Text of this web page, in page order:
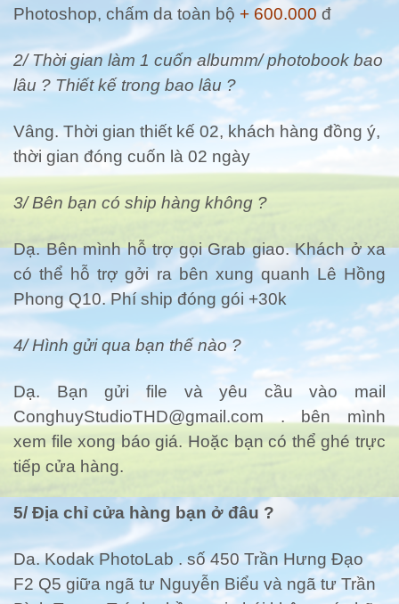
Photoshop, chấm da toàn bộ + 600.000 đ
2/ Thời gian làm 1 cuốn albumm/ photobook bao
lâu ? Thiết kế trong bao lâu ?
Vâng. Thời gian thiết kế 02, khách hàng đồng ý,
thời gian đóng cuốn là 02 ngày
3/ Bên bạn có ship hàng không ?
Dạ. Bên mình hỗ trợ gọi Grab giao. Khách ở xa
có thể hỗ trợ gởi ra bên xung quanh Lê Hồng
Phong Q10. Phí ship đóng gói +30k
4/ Hình gửi qua bạn thế nào ?
Dạ. Bạn gửi file và yêu cầu vào mail
ConghuyStudioTHD@gmail.com . bên mình
xem file xong báo giá. Hoặc bạn có thể ghé trực
tiếp cửa hàng.
5/ Địa chỉ cửa hàng bạn ở đâu ?
Da. Kodak PhotoLab . số 450 Trần Hưng Đạo
F2 Q5 giữa ngã tư Nguyễn Biểu và ngã tư Trần